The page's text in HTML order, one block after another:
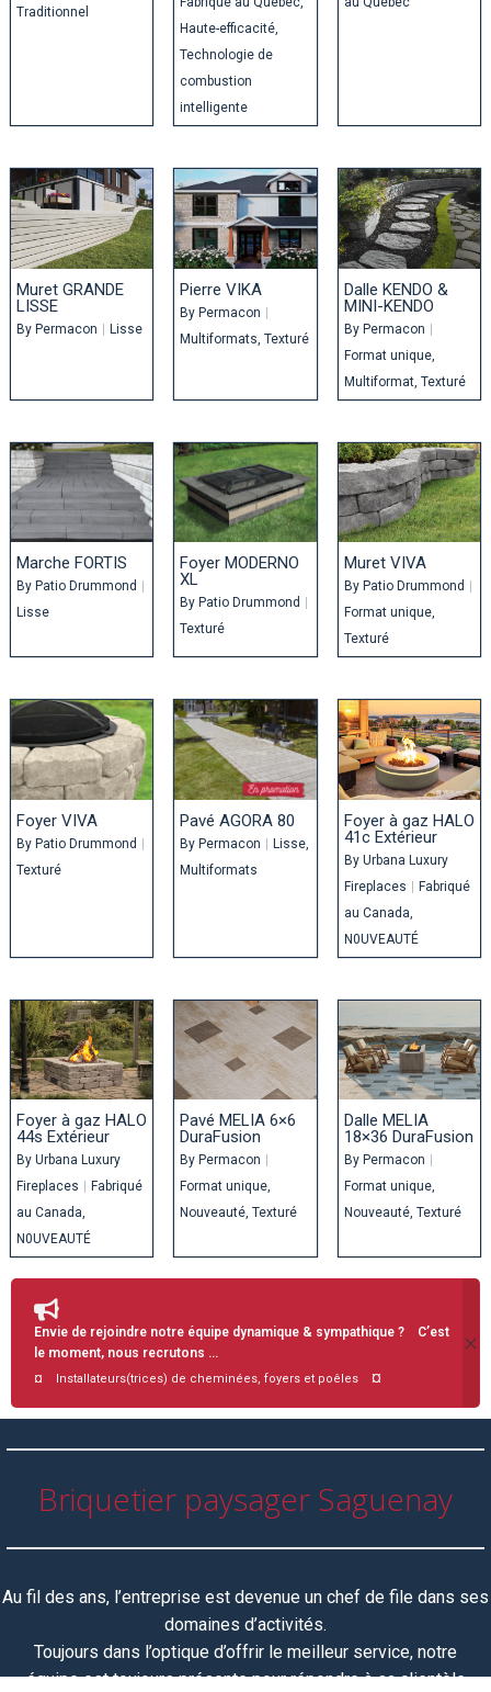
Traditionnel
Haute-efficacité
Technologie de
combustion
intelligente
Muret GRANDE
LISSE
By Permacon | Lisse
Pierre VIKA
ByPermacon |
Multiformats Texturé
Dalle KENDO &
MINI-KENDO
By Permacon |
Format unique
Multiformat Texturé
Marche FORTIS
By Patio Drummond
Lisse
Foyer MODERNO
XL
By Patio Drummond
Texturé
Muret VIVA
By Patio Drummond
Format unique
Texturé
Foyer VIVA
By Patio Drummond |
Texturé
Pavé AGORA 80
ByPermacon | Lisse
Multiformats
Foyer à gaz HALO
41c Extérieur
By Urbana Luxury
Fireplaces | Fabriqué
au Canada
N0UVEAUTÉ
Foyer à gaz HALO
44s Extérieur
By Urbana Luxury
Fireplaces
Fabriqué
au Canada
N0UVEAUTÉ
Pavé MELIA 6×6
DuraFusion
By Permacon
Format unique
Nouveauté Texturé
Dalle MELIA
18×36 DuraFusion
By Permacon
Format unique
Nouveauté Texturé
Envie de rejoindre notre équipe dynamique & sympathique ? C’est
le moment, nous recrutons …
¤ Installateurs(trices) de cheminées, foyers et poêles ¤
Briquetier paysager Saguenay
Au fil des ans, l’entreprise est devenue un chef de file dans ses
domaines d’activités.
Toujours dans l’optique d’offrir le meilleur service, notre
équipeest toujoursprésente pour répondre à sa clientèle